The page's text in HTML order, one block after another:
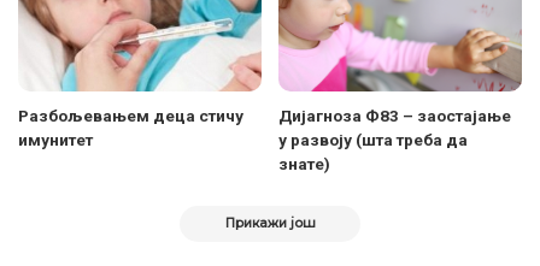
Разбољевaњем деца стичу
имунитет
Дијагноза Ф83 – заостајање
у развоју (шта треба да
знате)
Прикажи још